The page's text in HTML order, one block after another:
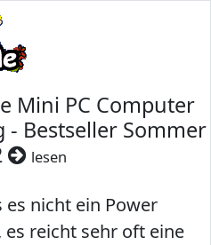
Mini PC Computer
Bestseller Sommer
lesen
nicht ein Power
reicht sehr oft eine